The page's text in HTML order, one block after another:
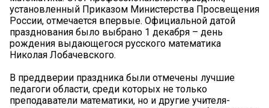
установленный Приказом Министерства Просвещения
России, отмечается впервые. Официальной датой
празднования было выбрано 1 декабря – день
рождения выдающегося русского математика
Николая Лобачевского.
В преддверии праздника были отмечены лучшие
педагоги области, среди которых не только
преподаватели математики, но и другие учителя-